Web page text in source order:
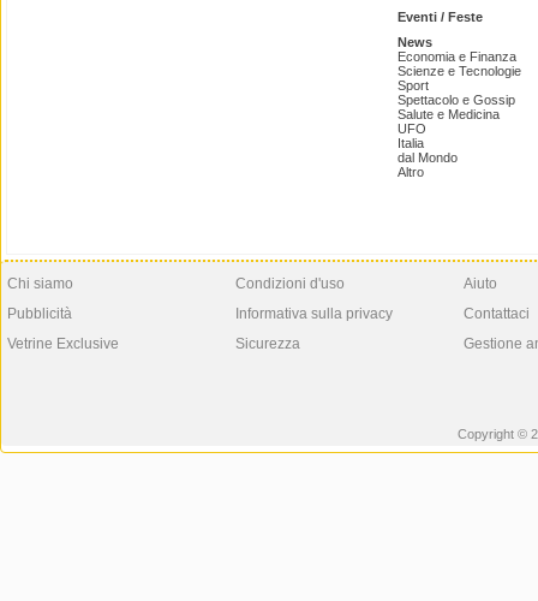
Eventi / Feste
News
Economia e Finanza
Scienze e Tecnologie
Sport
Spettacolo e Gossip
Salute e Medicina
UFO
Italia
dal Mondo
Altro
Chi siamo
Pubblicità
Vetrine Exclusive
Condizioni d'uso
Informativa sulla privacy
Sicurezza
Aiuto
Contattaci
Gestione
Copyright ©